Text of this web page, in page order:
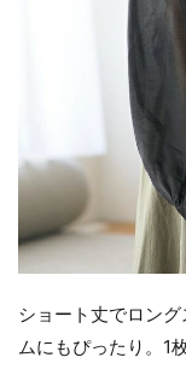
ショート丈でロン
ムにもぴったり。1